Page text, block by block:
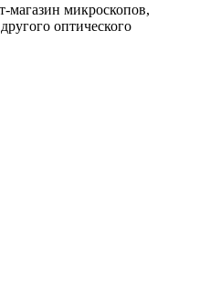
магазин микроскопов,
оптического